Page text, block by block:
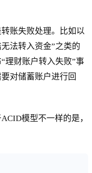
账失败处理。比如以
法转入资金”之类的
理财账户转入失败”事
对储蓄账户进行回
模型不一样的是，